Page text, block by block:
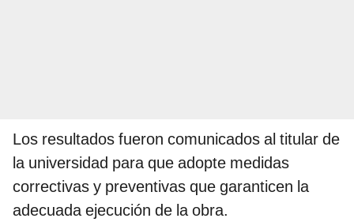
Los resultados fueron comunicados al titular de
la universidad para que adopte medidas
correctivas y preventivas que garanticen la
adecuada ejecución de la obra.